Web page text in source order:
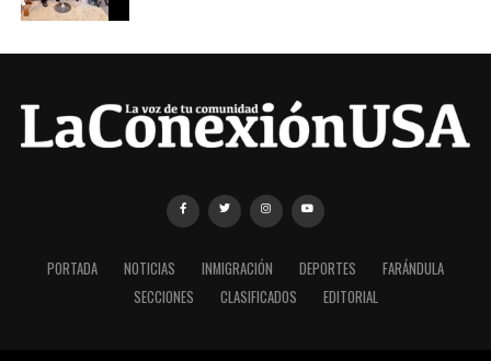
PORTADA NOTICIAS INMIGRACIÓN DEPORTES
FARÁNDULA
SECCIONES
CLASIFICADOS EDITORIAL